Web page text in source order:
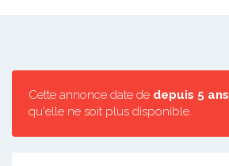
Cette annonce date de depuis 5 ans
qu'elle ne soit plus disponible.